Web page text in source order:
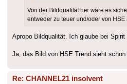
Von der Bildqualität her wäre es
entweder zu teuer und/oder von
Apropo Bildqualität. Ich glaube bei
Ja, das Bild von HSE Trend sieht
Re: CHANNEL21 insolvent